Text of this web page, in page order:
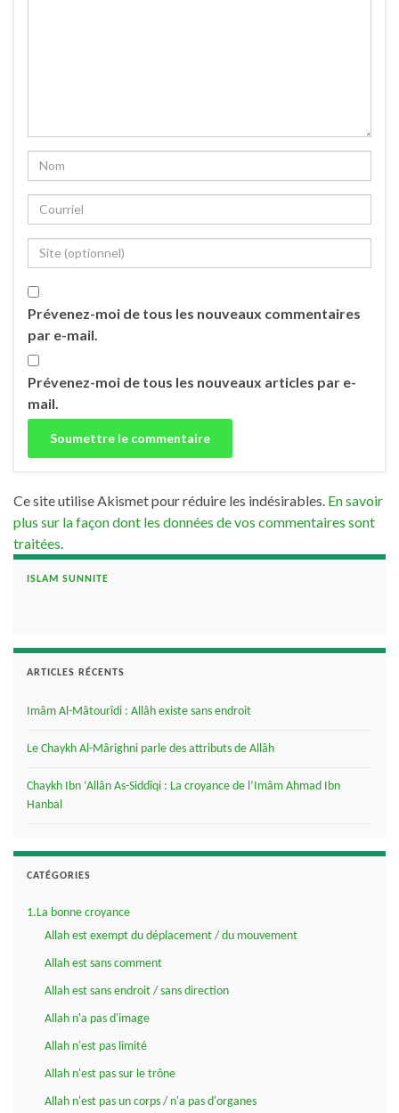
Prévenez-moi de tous les nouveaux commentaires
par e-mail.
Prévenez-moi de tous les nouveaux articles par e-
mail.
Ce site utilise Akismet pour réduire les indésirables. En savoir
plus sur la façon dont les données de vos commentaires sont
traitées
ISLAM SUNNITE
ARTICLES RÉCENTS
Imâm Al-Mâtourîdi : Allâh existe sans endroit
Le Chaykh Al-Mârighni parle des attributs de Allâh
Chaykh Ibn ‘Allân As-Siddîqi : La croyance de l’Imâm Ahmad Ibn
Hanbal
CATÉGORIES
1.La bonne croyance
Allah est exempt du déplacement / du mouvement
Allah est sans comment
Allah est sans endroit / sans direction
Allah n'a pas d'image
Allah n'est pas limité
Allah n'est pas sur le trône
Allah n'est pas un corps / n'a pas d'organes